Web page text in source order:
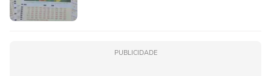
PUBLICIDADE